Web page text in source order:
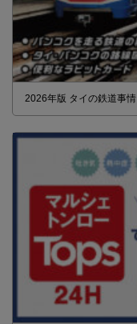
2026年版 タイの鉄道事情